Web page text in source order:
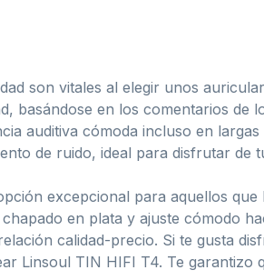
son vitales al elegir unos
basándose en los comentarios
auditiva cómoda incluso en
de ruido, ideal para disfrutar de
excepcional para aquellos que
en plata y ajuste cómodo
calidad-precio. Si te gusta
Linsoul TIN HIFI T4. Te garantizo